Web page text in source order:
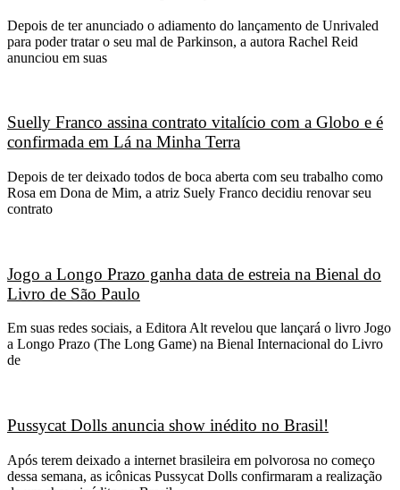
Depois de ter anunciado o adiamento do lançamento de Unrivaled
para poder tratar o seu mal de Parkinson, a autora Rachel Reid
anunciou em suas
Suelly Franco assina contrato vitalício com a Globo e é
confirmada em Lá na Minha Terra
Depois de ter deixado todos de boca aberta com seu trabalho como
Rosa em Dona de Mim, a atriz Suely Franco decidiu renovar seu
contrato
Jogo a Longo Prazo ganha data de estreia na Bienal do
Livro de São Paulo
Em suas redes sociais, a Editora Alt revelou que lançará o livro Jogo
a Longo Prazo (The Long Game) na Bienal Internacional do Livro
de
Pussycat Dolls anuncia show inédito no Brasil!
Após terem deixado a internet brasileira em polvorosa no começo
dessa semana, as icônicas Pussycat Dolls confirmaram a realização